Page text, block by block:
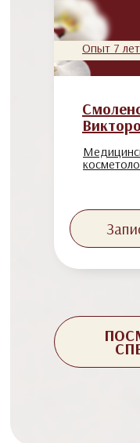
Опыт 7 лет